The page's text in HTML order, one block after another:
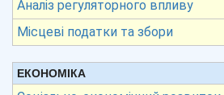
Аналіз регуляторного впливу
Місцеві податки та збори
ЕКОНОМІКА